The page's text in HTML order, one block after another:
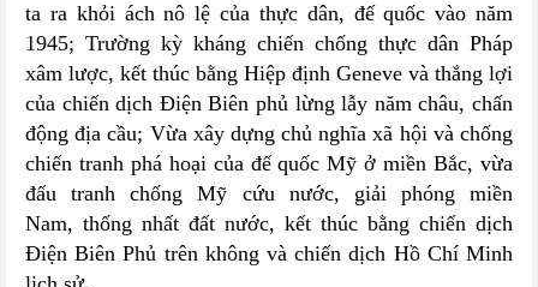
ta ra khỏi ách nô lệ của thực dân, đế quốc vào năm
1945; Trường kỳ kháng chiến chống thực dân Pháp
xâm lược, kết thúc bằng Hiệp định Geneve và thắng lợi
của chiến dịch Điện Biên phủ lừng lẫy năm châu, chấn
động địa cầu; Vừa xây dựng chủ nghĩa xã hội và chống
chiến tranh phá hoại của đế quốc Mỹ ở miền Bắc, vừa
đấu tranh chống Mỹ cứu nước, giải phóng miền
Nam, thống nhất đất nước, kết thúc bằng chiến dịch
Điện Biên Phủ trên không và chiến dịch Hồ Chí Minh